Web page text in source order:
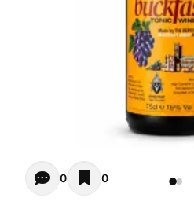
Opiniones - Zur Zeit gibt
0 0